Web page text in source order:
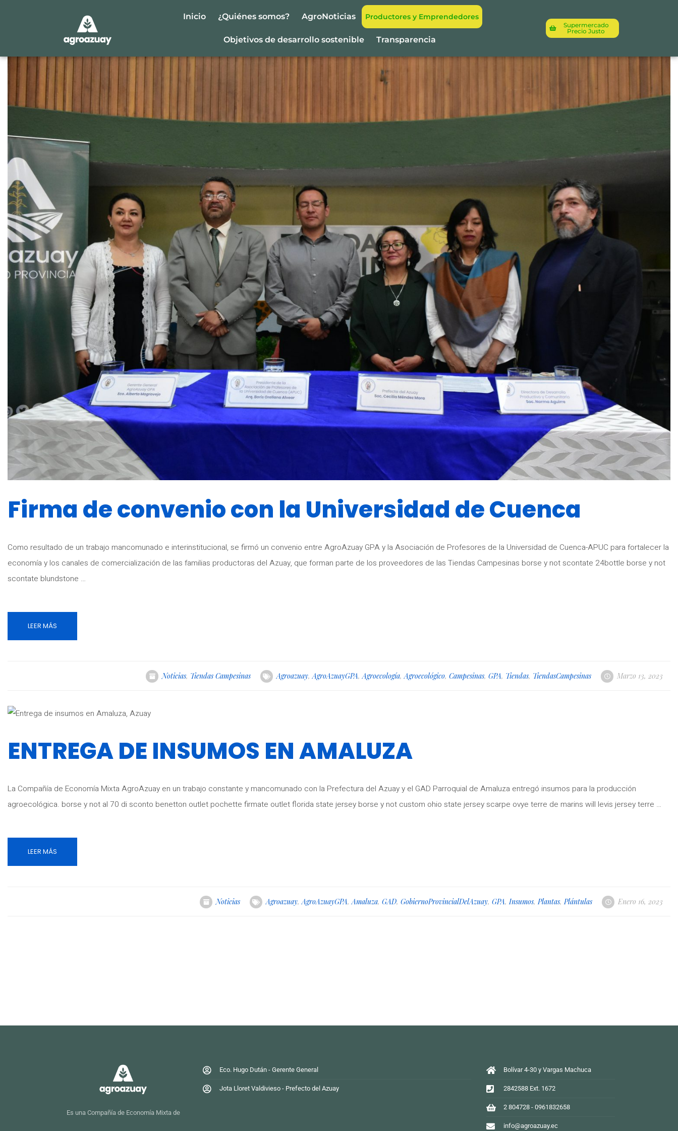
Inicio ¿Quiénes somos? AgroNoticias Productores y Emprendedores
Objetivos de desarrollo sostenible Transparencia
Supermercado
Precio Justo
Firma de convenio con la Universidad de Cuenca
Como resultado de un trabajo mancomunado e interinstitucional, se firmó un convenio entre AgroAzuay GPA y la Asociación de Profesores de la Universidad de Cuenca-APUC para fortalecer la
economía y los canales de comercialización de las familias productoras del Azuay, que forman parte de los proveedores de las Tiendas Campesinas borse y not scontate 24bottle borse y not
scontate blundstone …
LEER MÁS
Noticias, Tiendas Campesinas Agroazuay,AgroAzuayGPA,Agroecología,Agroecológico, Campesinas, GPA, Tiendas, TiendasCampesinas Marzo 13, 2023
ENTREGA DE INSUMOS EN AMALUZA
La Compañía de Economía Mixta AgroAzuay en un trabajo constante y mancomunado con la Prefectura del Azuay y el GAD Parroquial de Amaluza entregó insumos para la producción
agroecológica. borse y not al 70 di sconto benetton outlet pochette firmate outlet florida state jersey borse y not custom ohio state jersey scarpe ovye terre de marins will levis jersey terre …
LEER MÁS
Noticias Agroazuay,AgroAzuayGPA,Amaluza, GAD, GobiernoProvincialDelAzuay, GPA,Insumos,Plantas,Plántulas Enero 16, 2023
Es una Compañía de Economía Mixta de
Eco. Hugo Dután - Gerente General
Jota Lloret Valdivieso - Prefecto del Azuay
Bolívar 4-30 y Vargas Machuca
2842588 Ext. 1672
2 804728 - 0961832658
info@agroazuay.ec